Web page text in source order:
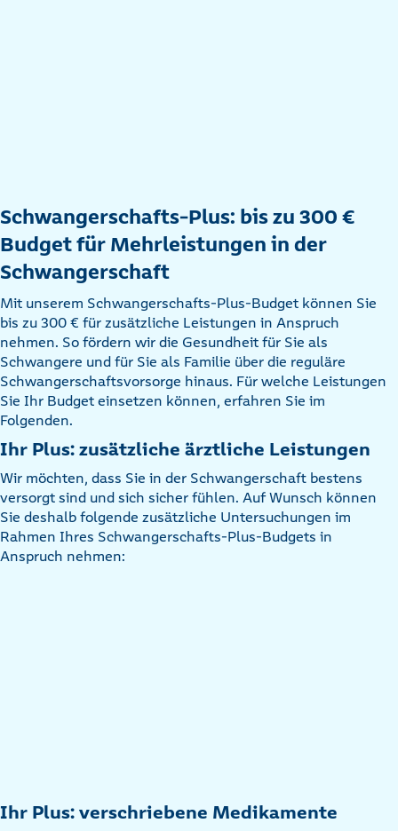
Schwangerschafts-Plus: bis zu 300 €
Budget für Mehrleistungen in der
Schwangerschaft
Mit unserem Schwangerschafts-Plus-Budget können Sie
bis zu 300 € für zusätzliche Leistungen in Anspruch
nehmen. So fördern wir die Gesundheit für Sie als
Schwangere und für Sie als Familie über die reguläre
Schwangerschaftsvorsorge hinaus. Für welche Leistungen
Sie Ihr Budget einsetzen können, erfahren Sie im
Folgenden.
Ihr Plus: zusätzliche ärztliche Leistungen
Wir möchten, dass Sie in der Schwangerschaft bestens
versorgt sind und sich sicher fühlen. Auf Wunsch können
Sie deshalb folgende zusätzliche Untersuchungen im
Rahmen Ihres Schwangerschafts-Plus-Budgets in
Anspruch nehmen:
Ihr Plus: verschriebene Medikamente